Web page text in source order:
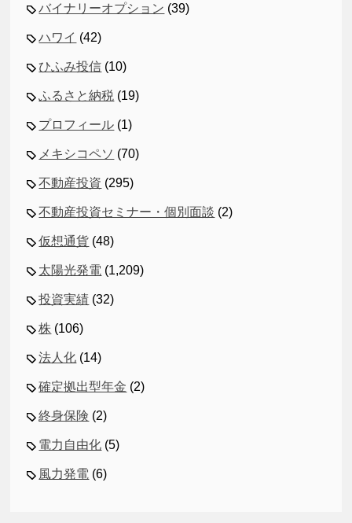
バイナリーオプション (39)
ハワイ (42)
ひふみ投信 (10)
ふるさと納税 (19)
プロフィール (1)
メキシコペソ (70)
不動産投資 (295)
不動産投資セミナー・個別面談 (2)
仮想通貨 (48)
太陽光発電 (1,209)
投資実績 (32)
株 (106)
法人化 (14)
確定拠出型年金 (2)
終身保険 (2)
電力自由化 (5)
風力発電 (6)